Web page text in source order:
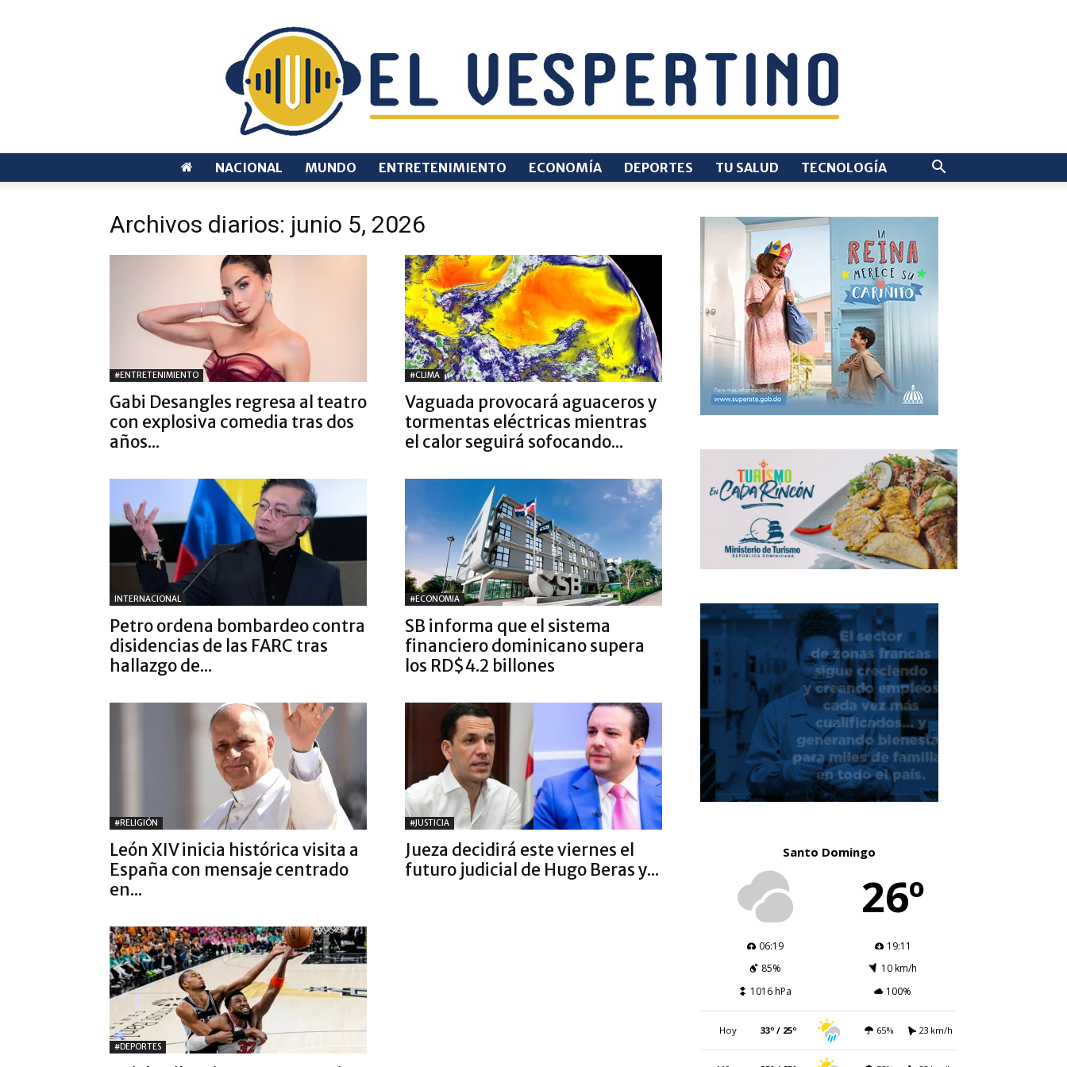
VESPERTINO
NACIONAL MUNDO ENTRETENIMIENTO ECONOMÍA DEPORTES TU SALUD TECNOLOGÍA
Archivos diarios: junio 5, 2026
#ENTRETENIMIENTO
Gabi Desangles regresa al teatro
con explosiva comedia tras dos
años...
#CLIMA
Vaguada provocará aguaceros y
tormentas eléctricas mientras
el calor seguirá sofocando...
INTERNACIONAL
Petro ordena bombardeo contra
disidencias de las FARC tras
hallazgo de...
#ECONOMIA
SB informa que el sistema
financiero dominicano supera
los RD$4.2 billones
#RELIGIÓN
León XIV inicia histórica visita a
España con mensaje centrado
en...
#JUSTICIA
Jueza decidirá este viernes el
futuro judicial de Hugo Beras y...
#DEPORTES
Santo Domingo
26º
06:19
19:11
85%
10 km/h
1016 hPa
100%
Hoy 33º / 25º 65% 23 km/h